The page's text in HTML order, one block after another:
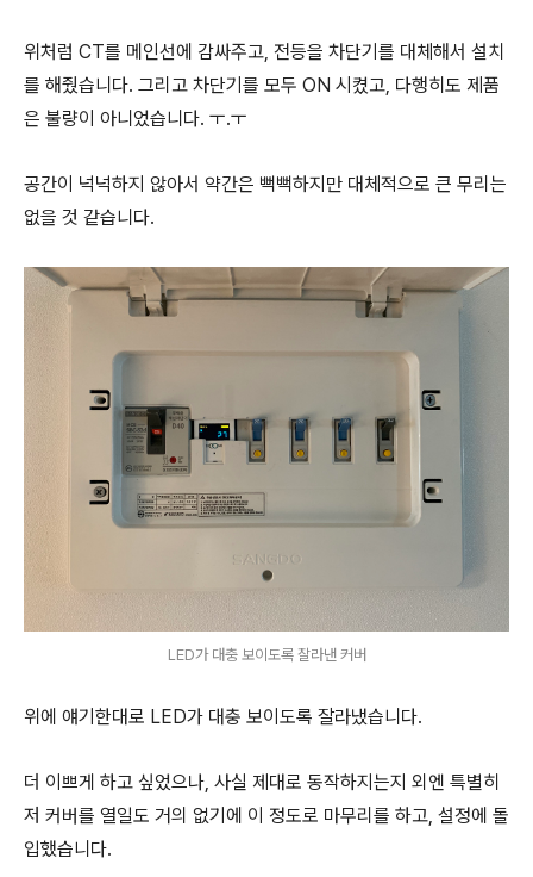
위처럼 CT를 메인선에 감싸주고, 전등을 차단기를 대체해서 설치
를 해줬습니다. 그리고 차단기를 모두 ON 시켰고, 다행히도 제품
은 불량이 아니었습니다. ㅜ.ㅜ
공간이 넉넉하지 않아서 약간은 뻑뻑하지만 대체적으로 큰 무리는
없을 것 같습니다.
LED가 대충 보이도록 잘라낸 커버
위에 얘기한대로 LED가 대충 보이도록 잘라냈습니다.
더 이쁘게 하고 싶었으나, 사실 제대로 동작하지는지 외엔 특별히
저 커버를 열일도 거의 없기에 이 정도로 마무리를 하고, 설정에 돌
입했습니다.